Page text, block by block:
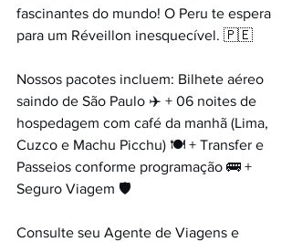
fascinantes do mundo! O Peru te espera
para um Réveillon inesquecível. 🇵🇪
Nossos pacotes incluem: Bilhete aéreo
saindo de São Paulo ✈️ + 06 noites de
hospedagem com café da manhã (Lima,
Cuzco e Machu Picchu) 🍽️ + Transfer e
Passeios conforme programação 🚌 +
Seguro Viagem 🛡️
Consulte seu Agente de Viagens e